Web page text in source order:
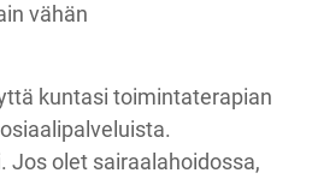
vähän
kuntasi toimintaterapian
Jos olet sairaalahoidossa,